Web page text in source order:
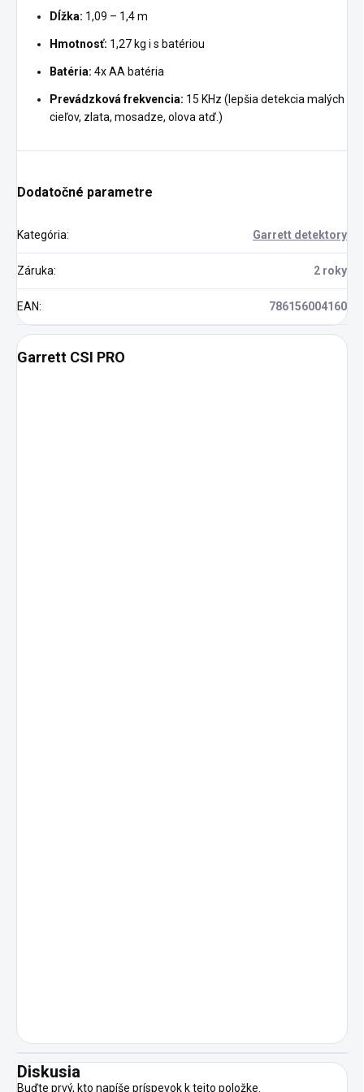
Dĺžka: 1,09 – 1,4 m
Hmotnosť: 1,27 kg i s batériou
Batéria: 4x AA batéria
Prevádzková frekvencia: 15 KHz (lepšia detekcia malých
cieľov, zlata, mosadze, olova atď.)
Dodatočné parametre
Kategória: Garrett detektory
Záruka: 2 roky
EAN: 786156004160
Garrett CSI PRO
Diskusia
Buďte prvý, kto napíše príspevok k tejto položke.